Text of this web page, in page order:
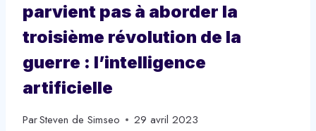
parvient pas à aborder la
troisième révolution de la
guerre : l’intelligence
artificielle
ParSteven de Simseo 29 avril 2023